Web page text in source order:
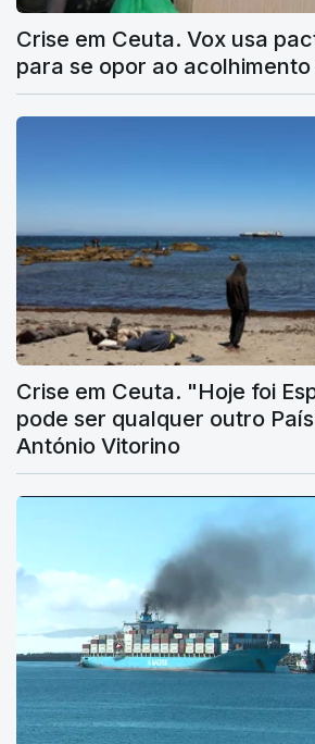
Crise em Ceuta. Vox usa
para se opor ao
Crise em Ceuta. "Hoje foi
pode ser qualquer outro
António Vitorino